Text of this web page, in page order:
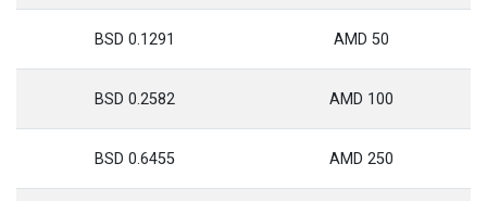
50 AMD
0.1291 BSD
100 AMD
0.2582 BSD
250 AMD
0.6455 BSD